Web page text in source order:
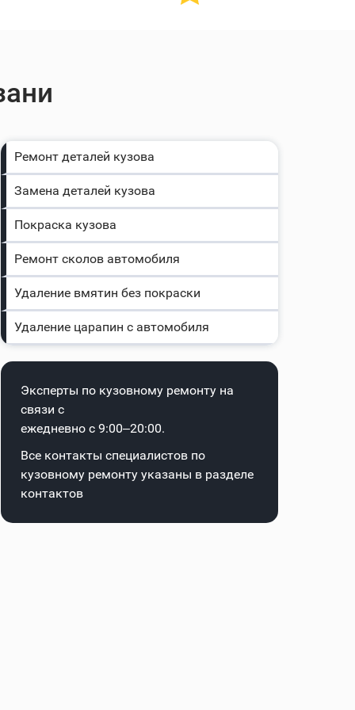
Ремонт деталей кузова
Замена деталей кузова
Покраска кузова
Ремонт сколов автомобиля
Удаление вмятин без покраски
Удаление царапин с автомобиля
Эксперты по кузовному ремонту на
связи с
ежедневно с 9:00–20:00.
Все контакты специалистов по
кузовному ремонту указаны в разделе
контактов